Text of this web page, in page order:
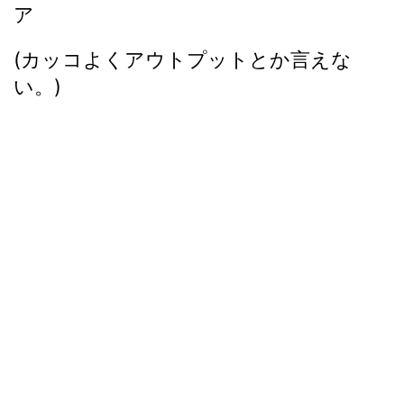
ア
(カッコよくアウトプットとか言えな
い。)